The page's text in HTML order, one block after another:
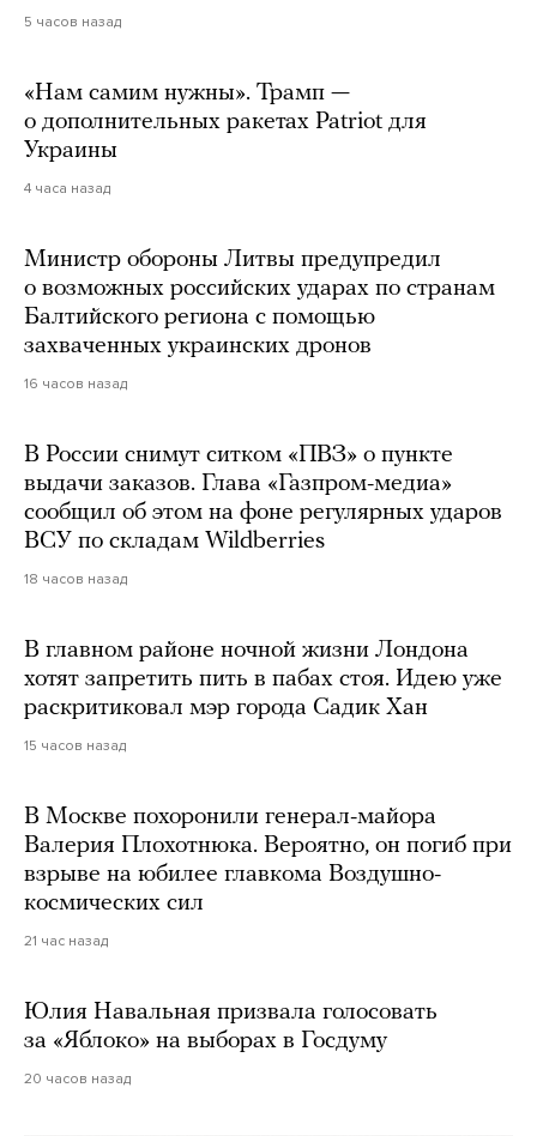
5 часов назад
«Нам самим нужны». Трамп —
о дополнительных ракетах Patriot для
Украины
4 часа назад
Министр обороны Литвы предупредил
о возможных российских ударах по странам
Балтийского региона с помощью
захваченных украинских дронов
16 часов назад
В России снимут ситком «ПВЗ» о пункте
выдачи заказов. Глава «Газпром-медиа»
сообщил об этом на фоне регулярных ударов
ВСУ по складам Wildberries
18 часов назад
В главном районе ночной жизни Лондона
хотят запретить пить в пабах стоя. Идею уже
раскритиковал мэр города Садик Хан
15 часов назад
В Москве похоронили генерал-майора
Валерия Плохотнюка. Вероятно, он погиб при
взрыве на юбилее главкома Воздушно-
космических сил
21 час назад
Юлия Навальная призвала голосовать
за «Яблоко» на выборах в Госдуму
20 часов назад